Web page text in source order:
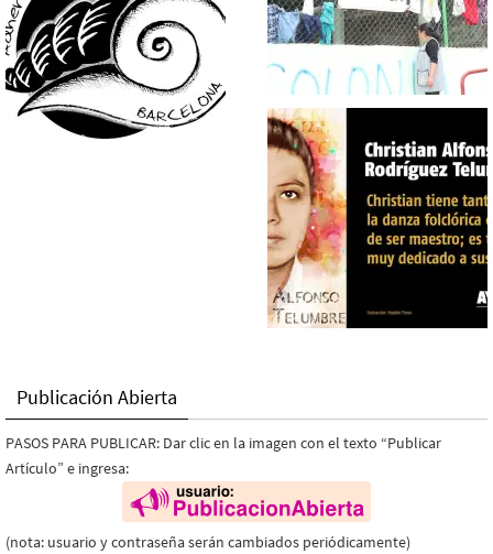
Publicación Abierta
PASOS PARA PUBLICAR: Dar clic en la imagen con el texto “Publicar
Artículo” e ingresa:
(nota: usuario y contraseña serán cambiados periódicamente)